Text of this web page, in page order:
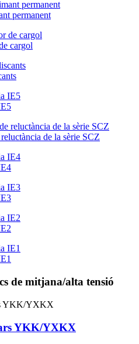
permanent
cargol
de la sèrie SCZ
de mitjana/alta tensió
YKK/YXKX